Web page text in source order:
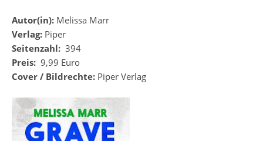
Autor(in): Melissa Marr
Verlag: Piper
Seitenzahl: 394
Preis: 9,99 Euro
Cover / Bildrechte: Piper Verlag